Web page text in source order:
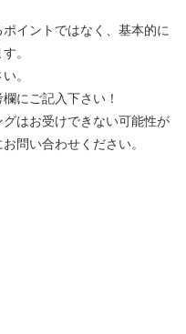
イントではなく、基本的に
。
。
にご記入下さい！
はお受けできない可能性が
問い合わせください。